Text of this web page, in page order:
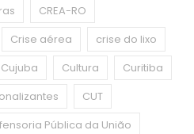
CREA-RO
Crise aérea
crise do lixo
Cujuba Cultura
Curitiba
CUT
Pública da União